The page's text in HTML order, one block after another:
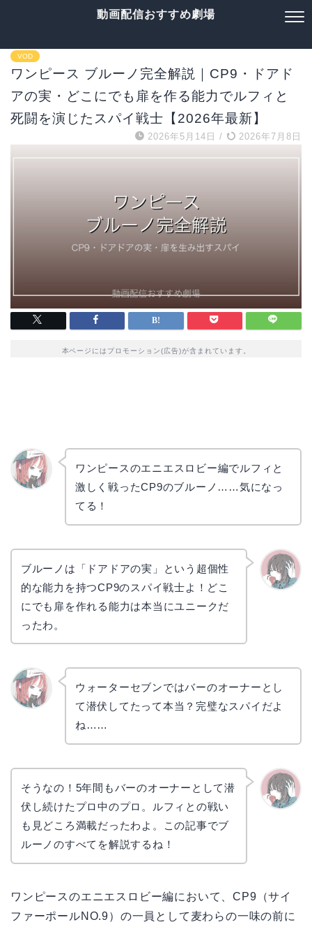
動画配信おすすめ劇場
VOD
ワンピース ブルーノ完全解説｜CP9・ドアド
アの実・どこにでも扉を作る能力でルフィと
死闘を演じたスパイ戦士【2026年最新】
2026年5月14日 / 2026年7月8日
本ページにはプロモーション(広告)が含まれています。
ワンピースのエニエスロビー編でルフィと
激しく戦ったCP9のブルーノ……気になっ
てる！
ブルーノは「ドアドアの実」という超個性
的な能力を持つCP9のスパイ戦士よ！どこ
にでも扉を作れる能力は本当にユニークだ
ったわ。
ウォーターセブンではバーのオーナーとし
て潜伏してたって本当？完璧なスパイだよ
ね……
そうなの！5年間もバーのオーナーとして潜
伏し続けたプロ中のプロ。ルフィとの戦い
も見どころ満載だったわよ。この記事でブ
ルーノのすべてを解説するね！
ワンピースのエニエスロビー編において、CP9（サイ
ファーポールNO.9）の一員として麦わらの一味の前に